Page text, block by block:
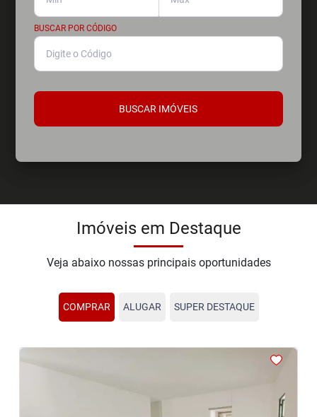
BUSCAR POR CÓDIGO
BUSCAR IMÓVEIS
Imóveis em Destaque
Veja abaixo nossas principais oportunidades
COMPRAR ALUGAR SUPER DESTAQUE